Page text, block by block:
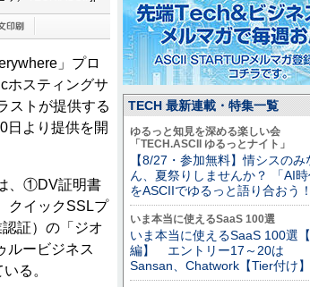
」プロ
ホスティングサ
ストが提供する
日より提供を開
、①DV証明書
クイックSSLプ
証）の「ジオ
ルービジネス
る。
TECH 最新連載・特集一覧
ゆるっと知見を深める楽しい会
「TECH.ASCII ゆるっとナイト」
【8/27・参加無料】情シスのみ
ん、夏祭りしませんか？ 「AI時
をASCIIでゆるっと語り合おう！
いま本当に使えるSaaS 100選
いま本当に使えるSaaS 100選
編】 エントリー17～20は
Sansan、Chatwork【Tier付け】